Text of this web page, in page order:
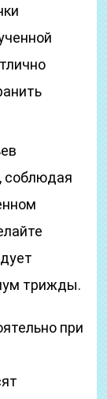
соблюдая
трижды.
при